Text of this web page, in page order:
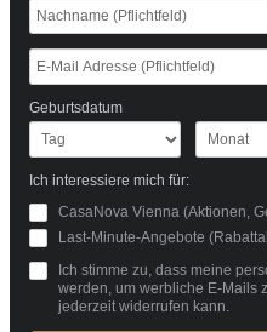
Geburtsdatum
Ich interessiere mich für:
CasaNova Vienna (Aktionen,
Last-Minute-Angebote
Ich stimme zu, dass meine
werden, um werbliche E-Mails
jederzeit widerrufen kann.